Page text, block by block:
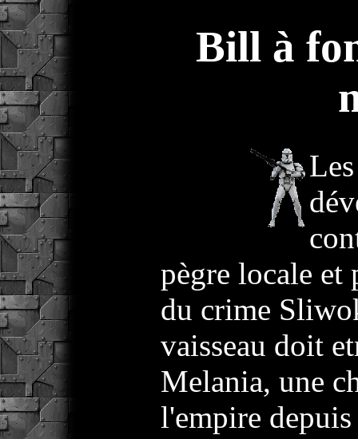
Bill à
pègre locale et
du crime
vaisseau doit
Melania, une
l'empire